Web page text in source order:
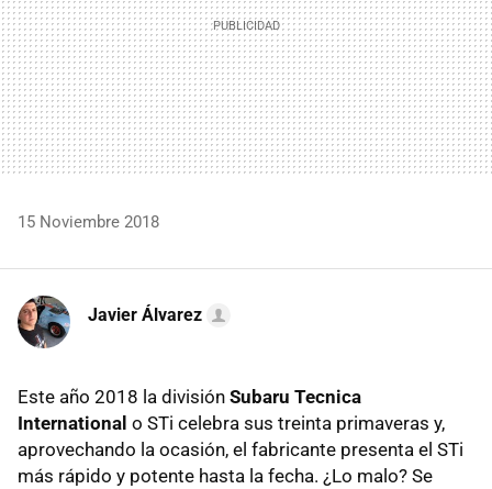
15 Noviembre 2018
Javier Álvarez
Este año 2018 la división Subaru Tecnica
International o STi celebra sus treinta primaveras y,
aprovechando la ocasión, el fabricante presenta el STi
más rápido y potente hasta la fecha. ¿Lo malo? Se